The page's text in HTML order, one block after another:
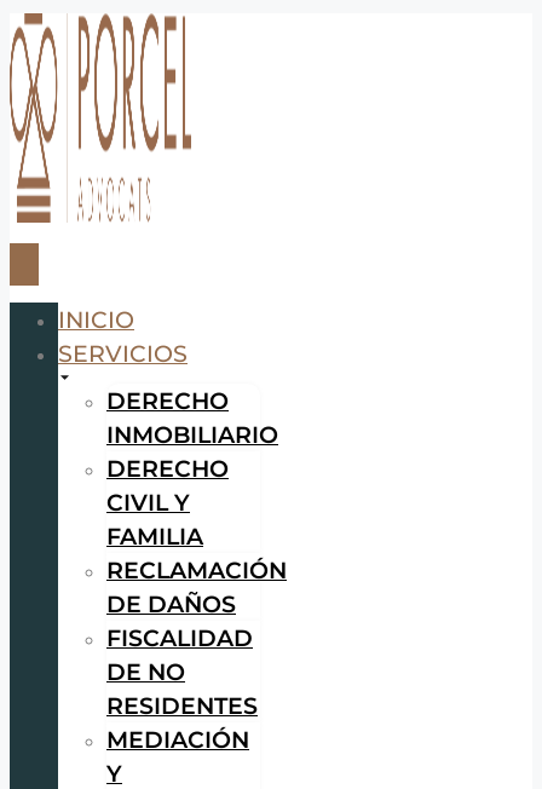
INICIO
SERVICIOS
DERECHO
INMOBILIARIO
DERECHO
CIVIL Y
FAMILIA
RECLAMACIÓN
DE DAÑOS
FISCALIDAD
DE NO
RESIDENTES
MEDIACIÓN
Y